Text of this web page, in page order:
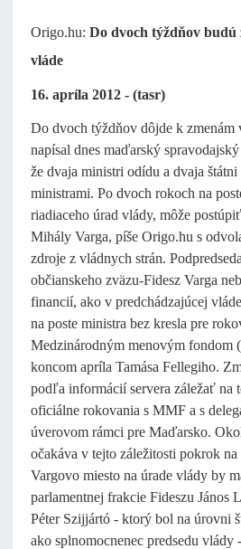
Origo.hu: Do dvoch týždňov
vláde
16. apríla 2012 - (tasr)
Do dvoch týždňov dôjde k zmenám
napísal dnes maďarský
že dvaja ministri odídu a dvaja štátni
ministrami. Po dvoch rokoch na
riadiaceho úrad vlády, môže
Mihály Varga, píše Origo.hu s
zdroje z vládnych strán.
občianskeho zväzu-Fidesz Varga
financií, ako v predchádzajúcej
na poste ministra bez kresla pre
Medzinárodným menovým fondom
koncom apríla Tamása Fellegiho.
podľa informácií servera záležať na
oficiálne rokovania s MMF a s
úverovom rámci pre Maďarsko.
očakáva v tejto záležitosti pokrok
Vargovo miesto na úrade vlády by
parlamentnej frakcie Fideszu János
Péter Szijjártó - ktorý bol na úrovni
ako splnomocnenec predsedu vlády